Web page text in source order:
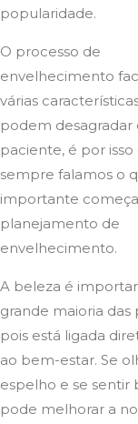
popularidade.
O processo de
envelhecimento
várias
podem desagradar
paciente, é por isso
sempre falamos o
importante
planejamento de
envelhecimento.
A beleza é
grande maioria das
pois está ligada
ao bem-estar. Se
espelho e se sentir
pode melhorar a